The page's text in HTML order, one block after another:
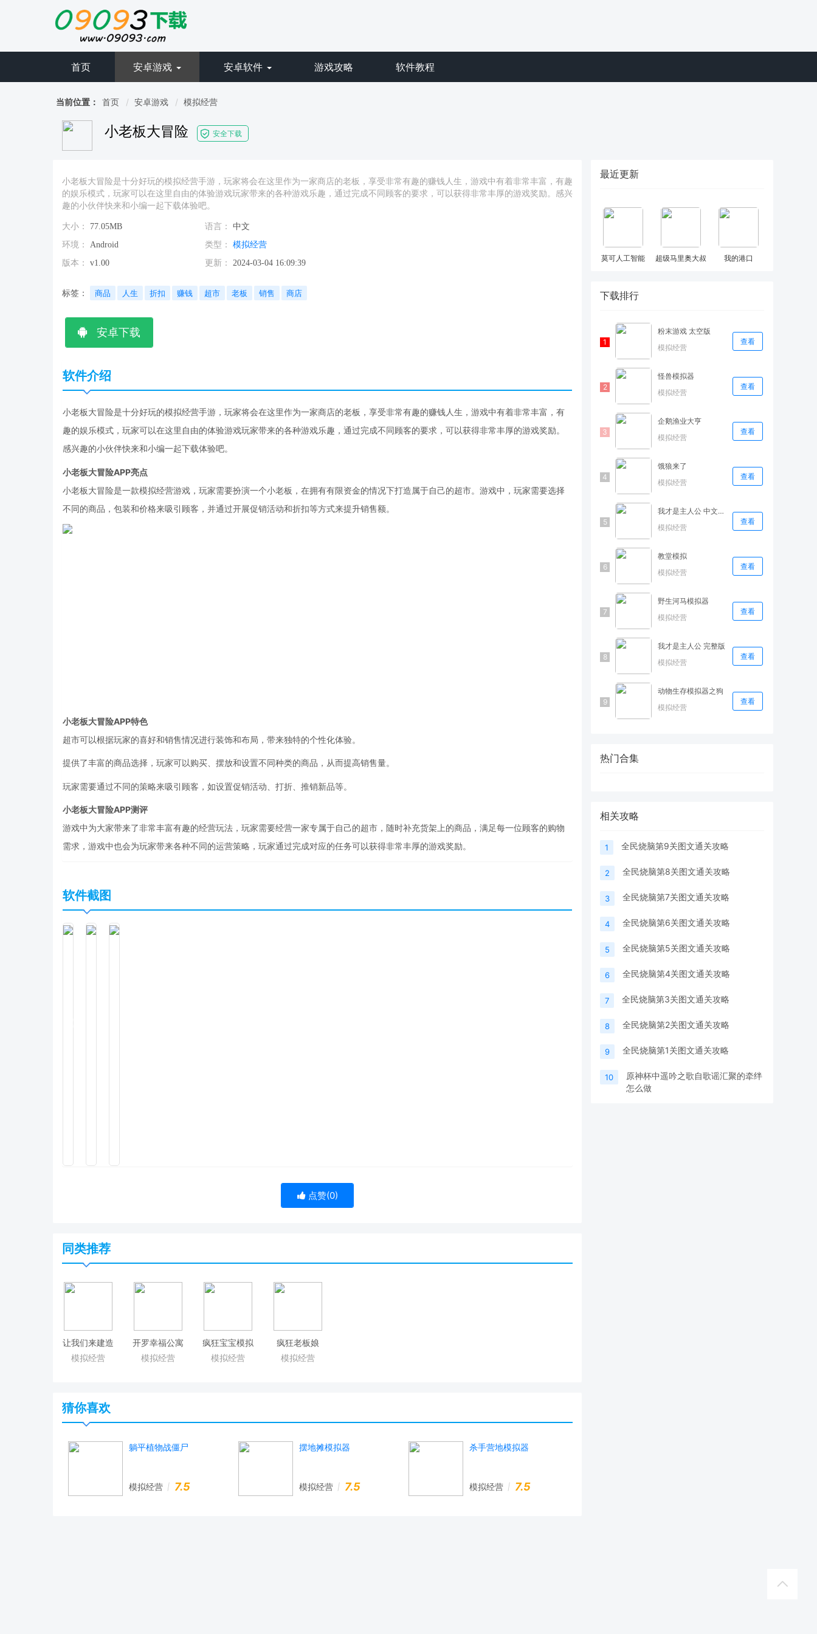
首页 安卓游戏 安卓软件 游戏攻略 软件教程
当前位置： 首页 安卓游戏 模拟经营
小老板大冒险 安全下载
小老板大冒险是十分好玩的模拟经营手游，玩家将会在这里作为一家商店的老板，享受非常有趣的赚钱人生，游戏中有着非常丰富，有趣
的娱乐模式，玩家可以在这里自由的体验游戏玩家带来的各种游戏乐趣，通过完成不同顾客的要求，可以获得非常丰厚的游戏奖励。感兴
趣的小伙伴快来和小编一起下载体验吧。
大小： 77.05MB 语言：
中文
环境：
Android 类型：
模拟经营
版本：
v1.00 更新： 2024-03-04 16:09:39
标签： 商品 人生 折扣 赚钱 超市 老板 销售 商店
安卓下载
软件介绍
小老板大冒险是十分好玩的模拟经营手游，玩家将会在这里作为一家商店的老板，享受非常有趣的赚钱人生，游戏中有着非常丰富，有
趣的娱乐模式，玩家可以在这里自由的体验游戏玩家带来的各种游戏乐趣，通过完成不同顾客的要求，可以获得非常丰厚的游戏奖励。
感兴趣的小伙伴快来和小编一起下载体验吧。
小老板大冒险APP亮点
小老板大冒险是一款模拟经营游戏，玩家需要扮演一个小老板，在拥有有限资金的情况下打造属于自己的超市。游戏中，玩家需要选择
不同的商品，包装和价格来吸引顾客，并通过开展促销活动和折扣等方式来提升销售额。
小老板大冒险APP特色
超市可以根据玩家的喜好和销售情况进行装饰和布局，带来独特的个性化体验。
提供了丰富的商品选择，玩家可以购买、摆放和设置不同种类的商品，从而提高销售量。
玩家需要通过不同的策略来吸引顾客，如设置促销活动、打折、推销新品等。
小老板大冒险APP测评
游戏中为大家带来了非常丰富有趣的经营玩法，玩家需要经营一家专属于自己的超市，随时补充货架上的商品，满足每一位顾客的购物
需求，游戏中也会为玩家带来各种不同的运营策略，玩家通过完成对应的任务可以获得非常丰厚的游戏奖励。
软件截图
点赞(0)
同类推荐
让我们来建造
模拟经营
开罗幸福公寓
物语
模拟经营
疯狂宝宝模拟
器
模拟经营
疯狂老板娘
模拟经营
猜你喜欢
躺平植物战僵尸
模拟经营 7.5
摆地摊模拟器
模拟经营 7.5
杀手营地模拟器
模拟经营 7.5
最近更新
莫可人工智能 超级马里奥大叔 我的港口
下载排行
粉末游戏 太空版
模拟经营
查看
怪兽模拟器
模拟经营
查看
企鹅渔业大亨
模拟经营
查看
饿狼来了
模拟经营
查看
我才是主人公 中文直装版
模拟经营
查看
教堂模拟
模拟经营
查看
野生河马模拟器
模拟经营
查看
我才是主人公 完整版
模拟经营
查看
动物生存模拟器之狗
模拟经营
查看
热门合集
相关攻略
1 全民烧脑第9关图文通关攻略
2 全民烧脑第8关图文通关攻略
3 全民烧脑第7关图文通关攻略
4 全民烧脑第6关图文通关攻略
5 全民烧脑第5关图文通关攻略
6 全民烧脑第4关图文通关攻略
7 全民烧脑第3关图文通关攻略
8 全民烧脑第2关图文通关攻略
9 全民烧脑第1关图文通关攻略
10
原神杯中遥吟之歌自歌谣汇聚的牵绊
怎么做